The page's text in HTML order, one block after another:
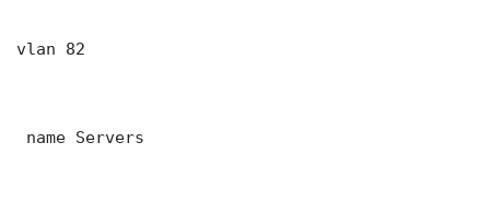
vlan 82
name Servers